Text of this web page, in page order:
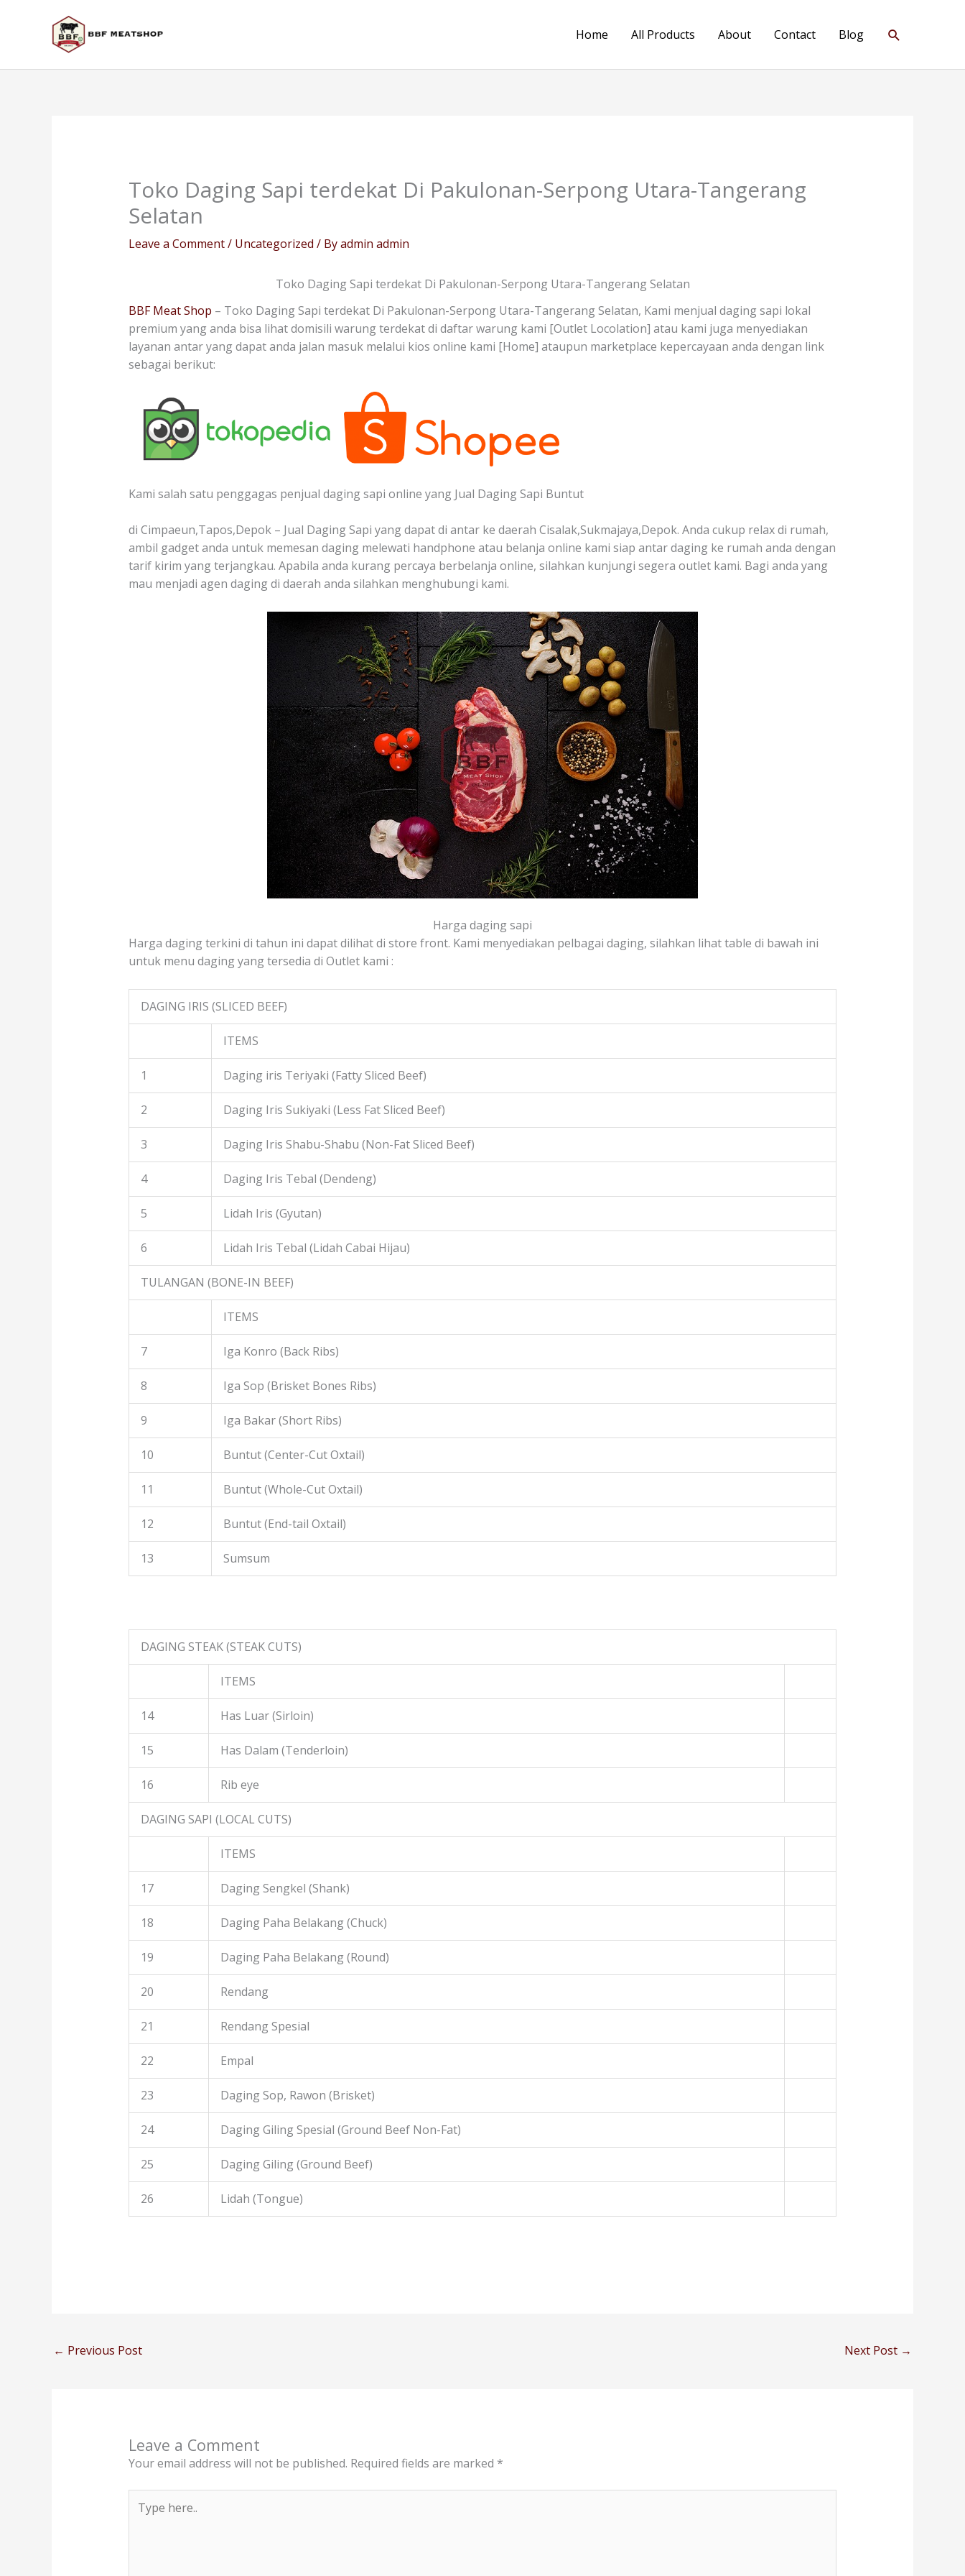
Home All Products About Contact Blog Search
Toko Daging Sapi terdekat Di Pakulonan-Serpong Utara-Tangerang
Selatan
Leave a Comment/ Uncategorized / Byadmin admin
Toko Daging Sapi terdekat Di Pakulonan-Serpong Utara-Tangerang Selatan
BBF Meat Shop – Toko Daging Sapi terdekat Di Pakulonan-Serpong Utara-Tangerang Selatan, Kami menjual daging sapi lokal
premium yang anda bisa lihat domisili warung terdekat di daftar warung kami [Outlet Locolation] atau kami juga menyediakan
layanan antar yang dapat anda jalan masuk melalui kios online kami [Home] ataupun marketplace kepercayaan anda dengan link
sebagai berikut:
Kami salah satu penggagas penjual daging sapi online yang Jual Daging Sapi Buntut
di Cimpaeun,Tapos,Depok – Jual Daging Sapi yang dapat di antar ke daerah Cisalak,Sukmajaya,Depok. Anda cukup relax di rumah,
ambil gadget anda untuk memesan daging melewati handphone atau belanja online kami siap antar daging ke rumah anda dengan
tarif kirim yang terjangkau. Apabila anda kurang percaya berbelanja online, silahkan kunjungi segera outlet kami. Bagi anda yang
mau menjadi agen daging di daerah anda silahkan menghubungi kami.
Harga daging sapi
Harga daging terkini di tahun ini dapat dilihat di store front. Kami menyediakan pelbagai daging, silahkan lihat table di bawah ini
untuk menu daging yang tersedia di Outlet kami :
DAGING IRIS (SLICED BEEF)
ITEMS
1 Daging iris Teriyaki (Fatty Sliced Beef)
2 Daging Iris Sukiyaki (Less Fat Sliced Beef)
3 Daging Iris Shabu-Shabu (Non-Fat Sliced Beef)
4 Daging Iris Tebal (Dendeng)
5 Lidah Iris (Gyutan)
6 Lidah Iris Tebal (Lidah Cabai Hijau)
TULANGAN (BONE-IN BEEF)
ITEMS
7 Iga Konro (Back Ribs)
8 Iga Sop (Brisket Bones Ribs)
9 Iga Bakar (Short Ribs)
10 Buntut (Center-Cut Oxtail)
11 Buntut (Whole-Cut Oxtail)
12 Buntut (End-tail Oxtail)
13 Sumsum
DAGING STEAK (STEAK CUTS)
ITEMS
14 Has Luar (Sirloin)
15 Has Dalam (Tenderloin)
16 Rib eye
DAGING SAPI (LOCAL CUTS)
ITEMS
17 Daging Sengkel (Shank)
18 Daging Paha Belakang (Chuck)
19 Daging Paha Belakang (Round)
20 Rendang
21 Rendang Spesial
22 Empal
23 Daging Sop, Rawon (Brisket)
24 Daging Giling Spesial (Ground Beef Non-Fat)
25 Daging Giling (Ground Beef)
26 Lidah (Tongue)
← Previous Post Next Post →
Leave a Comment
Your email address will not be published. Required fields are marked *
here..